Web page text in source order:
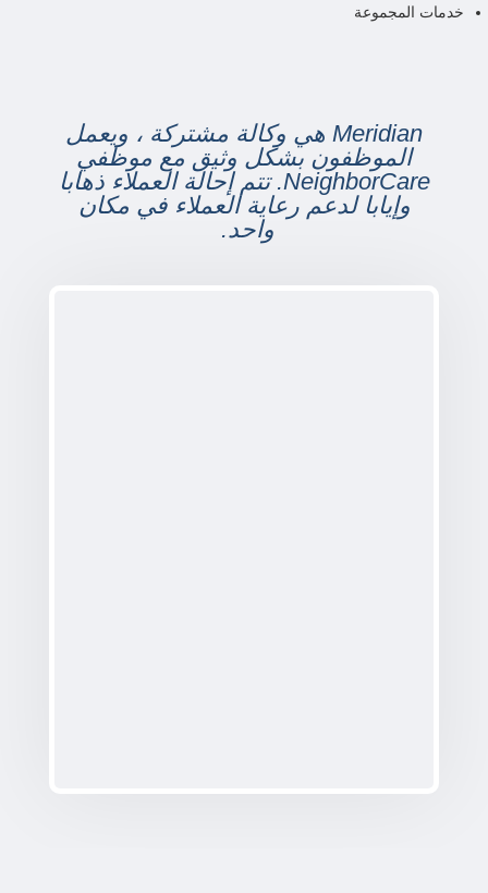
خدمات المجموعة
Meridian هي وكالة مشتركة ، ويعمل
الموظفون بشكل وثيق مع موظفي
NeighborCare. تتم إحالة العملاء ذهابا
وإيابا لدعم رعاية العملاء في مكان
واحد.